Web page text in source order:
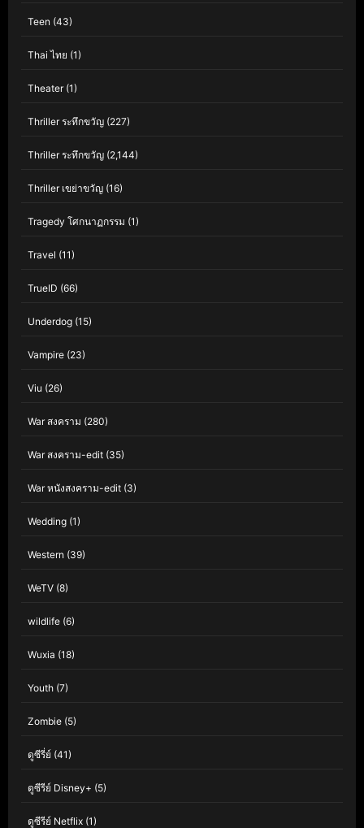
Teen (43)
Thai ไทย (1)
Theater(1)
Thriller ระทึกขวัญ (227)
Thriller ระทึกขวัญ (2,144)
Thriller เขย่าขวัญ (16)
Tragedy โศกนาฏกรรม (1)
Travel (11)
TrueID (66)
Underdog (15)
Vampire (23)
Viu (26)
War สงคราม (280)
War สงคราม-edit (35)
War หนังสงคราม-edit (3)
Wedding (1)
Western (39)
WeTV (8)
wildlife (6)
Wuxia (18)
Youth (7)
Zombie (5)
ดูซีรี่ย์ (41)
ดูซีรีย์ Disney+ (5)
ดูซีรีย์ Netflix (1)